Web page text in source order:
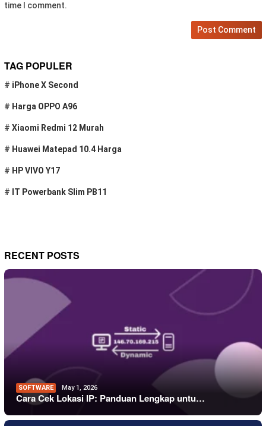
time I comment.
TAG POPULER
# iPhone X Second
# Harga OPPO A96
# Xiaomi Redmi 12 Murah
# Huawei Matepad 10.4 Harga
# HP VIVO Y17
# IT Powerbank Slim PB11
RECENT POSTS
SOFTWARE May 1, 2026
Cara Cek Lokasi IP: Panduan Lengkap untu…